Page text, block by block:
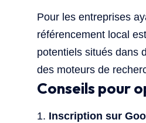
Pour les entreprises
référencement local
potentiels situés dans
des moteurs de
Conseils pour
Inscription sur